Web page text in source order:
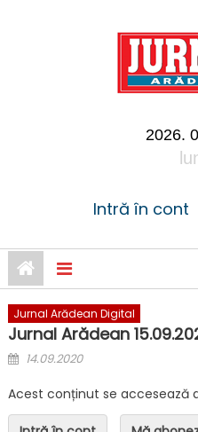
2026.
Intră în cont
Jurnal Arădean Digital
Jurnal Arădean
Posted on
14.09.2020
Acest conținut se accesează